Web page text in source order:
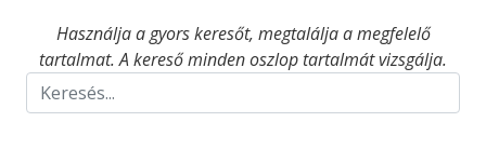
Használja a gyors keresőt, megtalálja a megfelelő
tartalmat. A kereső minden oszlop tartalmát vizsgálja.